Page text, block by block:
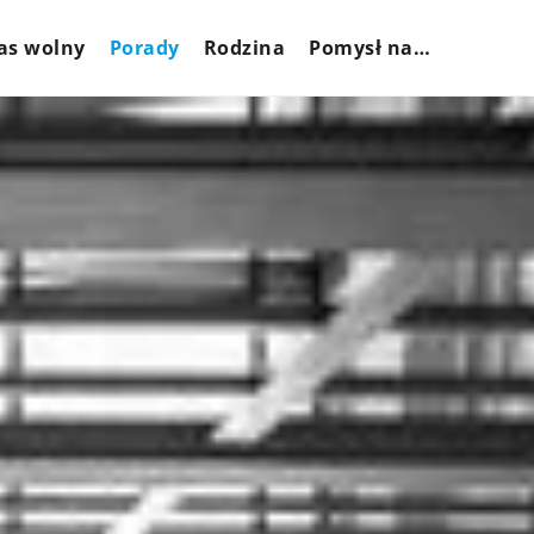
wolny Porady Rodzina Pomysł na…